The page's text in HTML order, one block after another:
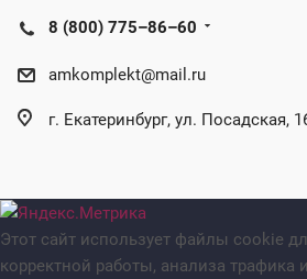
8 (800) 775–86–60
amkomplekt@mail.ru
г. Екатеринбург, ул. Посадская,
Этот сайт использует файлы cookie
корректной работы, анализа трафика